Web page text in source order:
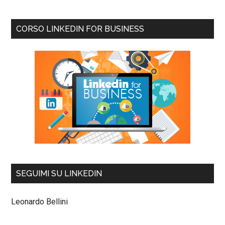
CORSO LINKEDIN FOR BUSINESS
SEGUIMI SU LINKEDIN
Leonardo Bellini